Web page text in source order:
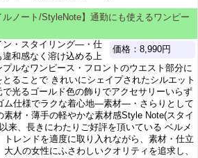
ルノート/StyleNote】通勤にも使えるワンピー
価格：8,990円
・スタイリング―・仕
違和感なく溶け込める上
プルなワンピース・フロントのウエスト部分に
とることで きれいにシェイプされたシルエット
で光るゴールド色の飾りでアクセサリーいらず
ム仕様でラクな着心地―素材―・さらりとして
材・薄手の軽やかな素材感Style Note(スタイ
来、長きにわたりご好評を頂いている ベルメ
トレンドを適度に取り入れながら、素材・仕立
人の女性にふさわしいクオリティを追求し、